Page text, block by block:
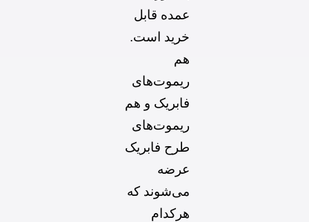
عمده قابل
خرید است.
هم
ریموت‌های
فابریک و هم
ریموت‌های
طرح فابریک
عرضه
می‌شوند که
هرکدام